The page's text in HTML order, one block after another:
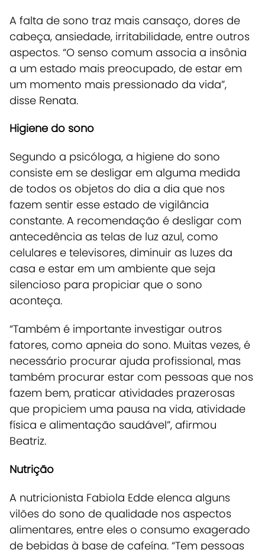
A falta de sono traz mais cansaço, dores de
cabeça, ansiedade, irritabilidade, entre outros
aspectos. “O senso comum associa a insônia
a um estado mais preocupado, de estar em
um momento mais pressionado da vida”,
disse Renata.
Higiene do sono
Segundo a psicóloga, a higiene do sono
consiste em se desligar em alguma medida
de todos os objetos do dia a dia que nos
fazem sentir esse estado de vigilância
constante. A recomendação é desligar com
antecedência as telas de luz azul, como
celulares e televisores, diminuir as luzes da
casa e estar em um ambiente que seja
silencioso para propiciar que o sono
aconteça.
“Também é importante investigar outros
fatores, como apneia do sono. Muitas vezes, é
necessário procurar ajuda profissional, mas
também procurar estar com pessoas que nos
fazem bem, praticar atividades prazerosas
que propiciem uma pausa na vida, atividade
física e alimentação saudável”, afirmou
Beatriz.
Nutrição
A nutricionista Fabiola Edde elenca alguns
vilões do sono de qualidade nos aspectos
alimentares, entre eles o consumo exagerado
de bebidas à base de cafeína. “Tem pessoas